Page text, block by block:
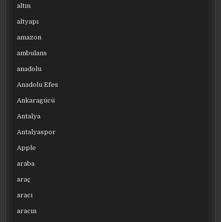
altın
altyapı
amazon
ambulans
anadolu
Anadolu Efes
Ankaragücü
Antalya
Antalyaspor
Apple
araba
araç
aracı
aracın